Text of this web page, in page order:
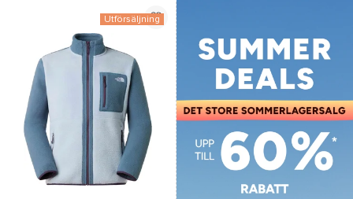
Utförsäljning